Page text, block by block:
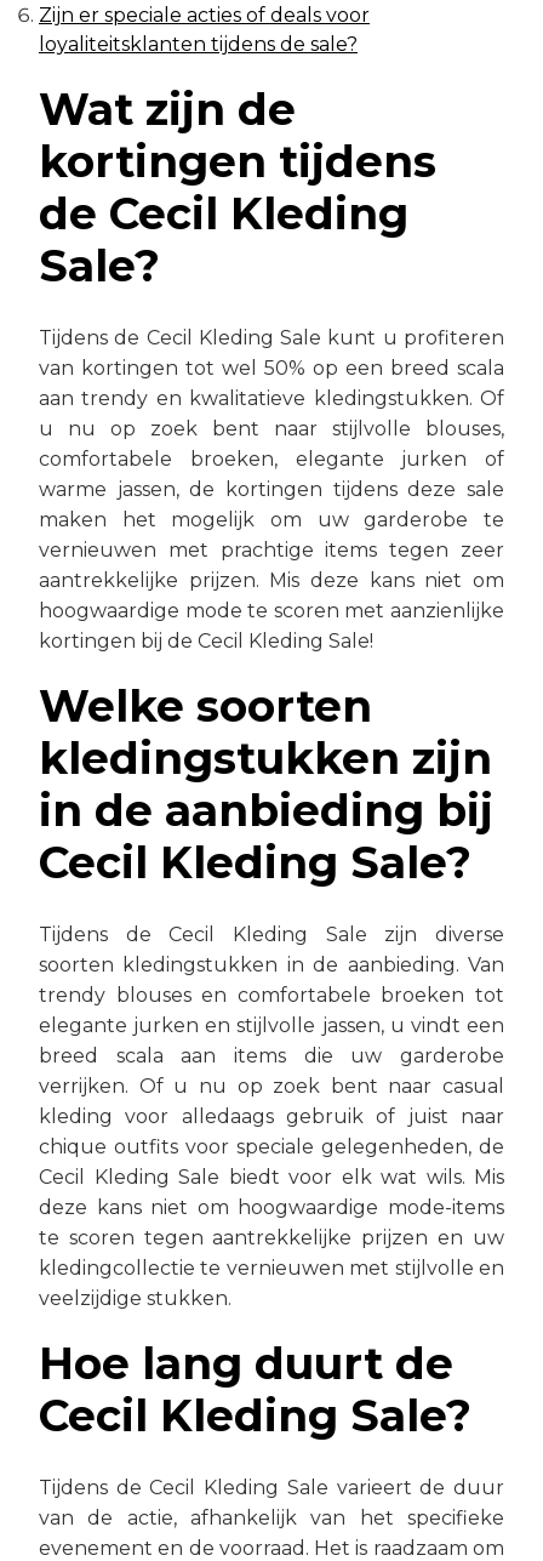
Zijn er speciale acties of deals voor
loyaliteitsklanten tijdens de sale?
Wat zijn de
kortingen tijdens
de Cecil Kleding
Sale?
Tijdens de Cecil Kleding Sale kunt u profiteren
van kortingen tot wel 50% op een breed scala
aan trendy en kwalitatieve kledingstukken. Of
u nu op zoek bent naar stijlvolle blouses,
comfortabele broeken, elegante jurken of
warme jassen, de kortingen tijdens deze sale
maken het mogelijk om uw garderobe te
vernieuwen met prachtige items tegen zeer
aantrekkelijke prijzen. Mis deze kans niet om
hoogwaardige mode te scoren met aanzienlijke
kortingen bij de Cecil Kleding Sale!
Welke soorten
kledingstukken zijn
in de aanbieding bij
Cecil Kleding Sale?
Tijdens de Cecil Kleding Sale zijn diverse
soorten kledingstukken in de aanbieding. Van
trendy blouses en comfortabele broeken tot
elegante jurken en stijlvolle jassen, u vindt een
breed scala aan items die uw garderobe
verrijken. Of u nu op zoek bent naar casual
kleding voor alledaags gebruik of juist naar
chique outfits voor speciale gelegenheden, de
Cecil Kleding Sale biedt voor elk wat wils. Mis
deze kans niet om hoogwaardige mode-items
te scoren tegen aantrekkelijke prijzen en uw
kledingcollectie te vernieuwen met stijlvolle en
veelzijdige stukken.
Hoe lang duurt de
Cecil Kleding Sale?
Tijdens de Cecil Kleding Sale varieert de duur
van de actie, afhankelijk van het specifieke
evenement en de voorraad. Het is raadzaam om